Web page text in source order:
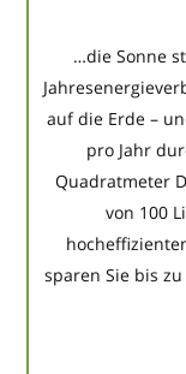
…die Sonne
auf die Erde –
pro Jahr
Quadratmeter
von 100
sparen Sie bis